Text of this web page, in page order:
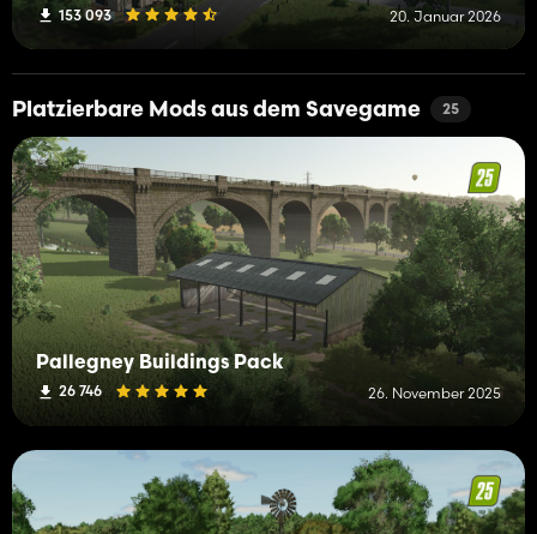
153 093 20. Januar 2026
Platzierbare Mods aus dem Savegame 25
Pallegney Buildings Pack
26 746 26. November 2025